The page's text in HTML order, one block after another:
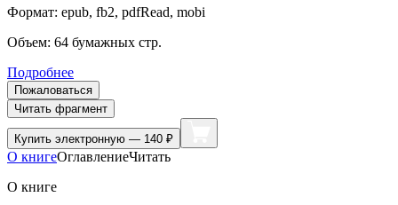
Формат: epub, fb2, pdfRead, mobi
Объем: 64 бумажных стр.
Подробнее
Пожаловаться
Читать фрагмент
Купить электронную — 140 ₽
О книгеОглавлениеЧитать
О книге